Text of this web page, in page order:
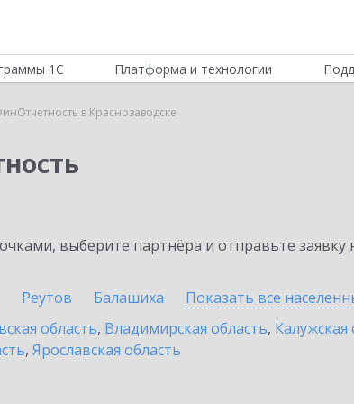
1С Платформа и технологии
в Краснозаводске
выберите партнёра и отправьте заявку
Реутов Балашиха Показать все
область, Владимирская область, Калужская
, Ярославская область